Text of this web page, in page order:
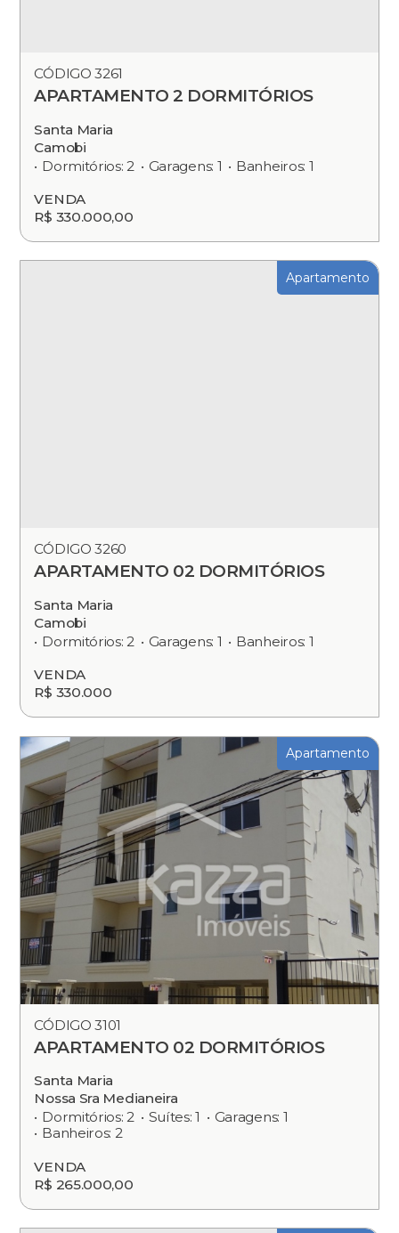
CÓDIGO 3261
APARTAMENTO 2 DORMITÓRIOS
Santa Maria
Camobi
Dormitórios: 2
Garagens: 1
Banheiros: 1
VENDA
R$ 330.000,00
Apartamento
CÓDIGO 3260
APARTAMENTO 02 DORMITÓRIOS
Santa Maria
Camobi
Dormitórios: 2
Garagens: 1
Banheiros: 1
VENDA
R$ 330.000
Apartamento
CÓDIGO 3101
APARTAMENTO 02 DORMITÓRIOS
Santa Maria
Nossa Sra Medianeira
Dormitórios: 2
Suítes: 1
Garagens: 1
Banheiros: 2
VENDA
R$ 265.000,00